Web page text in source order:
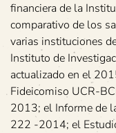
financiera de la
comparativo de los
varias instituciones
Instituto de
actualizado en el
Fideicomiso UCR-
2013; el Informe de
222 -2014; el